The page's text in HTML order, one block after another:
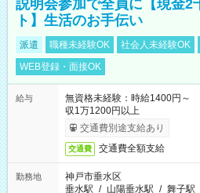
説明会参加で全員に【現金2
ト】生活のお手伝い
派遣 職種未経験OK 社会人未経験OK
WEB登録・面接OK
給与
無資格未経験：時給1400円
収1万1200円以上
交通費別途支給あり
交通費 交通費全額支給
勤務地
神戸市垂水区
垂水駅 / 山陽垂水駅 / 舞子駅